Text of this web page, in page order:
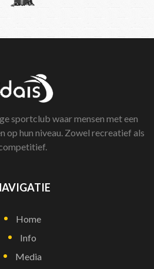
sportclub waar mensen met een
op hun niveau. Zowel recreatief als
Home
Info
Media